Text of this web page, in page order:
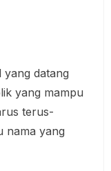
yang datang
yang mampu
terus-
nama yang